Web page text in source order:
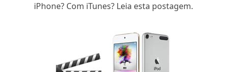
iPhone? Com iTunes? Leia esta postagem.